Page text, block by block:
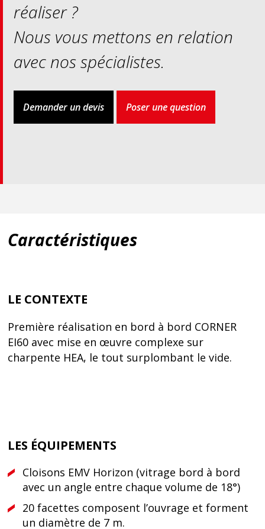
réaliser ?
Nous vous mettons en relation
avec nos spécialistes.
Demander un devis Poser une question
Caractéristiques
LE CONTEXTE
Première réalisation en bord à bord CORNER
EI60 avec mise en œuvre complexe sur
charpente HEA, le tout surplombant le vide.
LES ÉQUIPEMENTS
Cloisons EMV Horizon (vitrage bord à bord
avec un angle entre chaque volume de 18°)
20 facettes composent l’ouvrage et forment
un diamètre de 7 m.